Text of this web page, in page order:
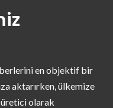
en objektif bir
aktarırken, ülkemize
üretici olarak